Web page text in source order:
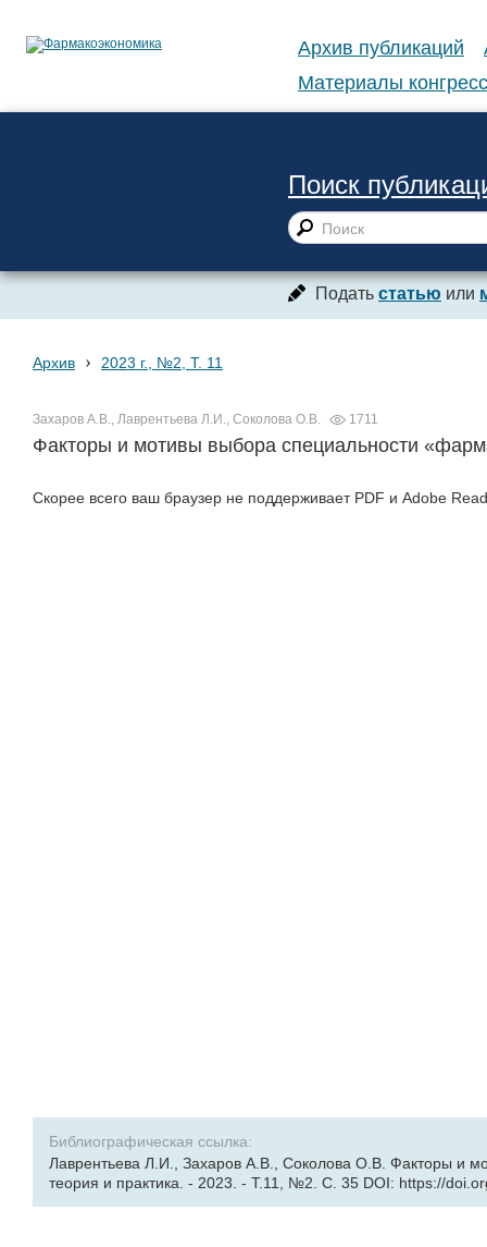
Архив публикаций
Материалы
Поиск
Подать статью или
Архив › 2023 г., №2, Т. 11
Захаров А.В., Лаврентьева Л.И., Соколова О.В. 1711
Факторы и мотивы выбора специальности
Скорее всего ваш браузер не поддерживает PDF и Adobe
Библиографическая ссылка:
Лаврентьева Л.И., Захаров А.В., Соколова О.В. Факторы и
теория и практика. - 2023. - Т.11, №2. С. 35 DOI: https://